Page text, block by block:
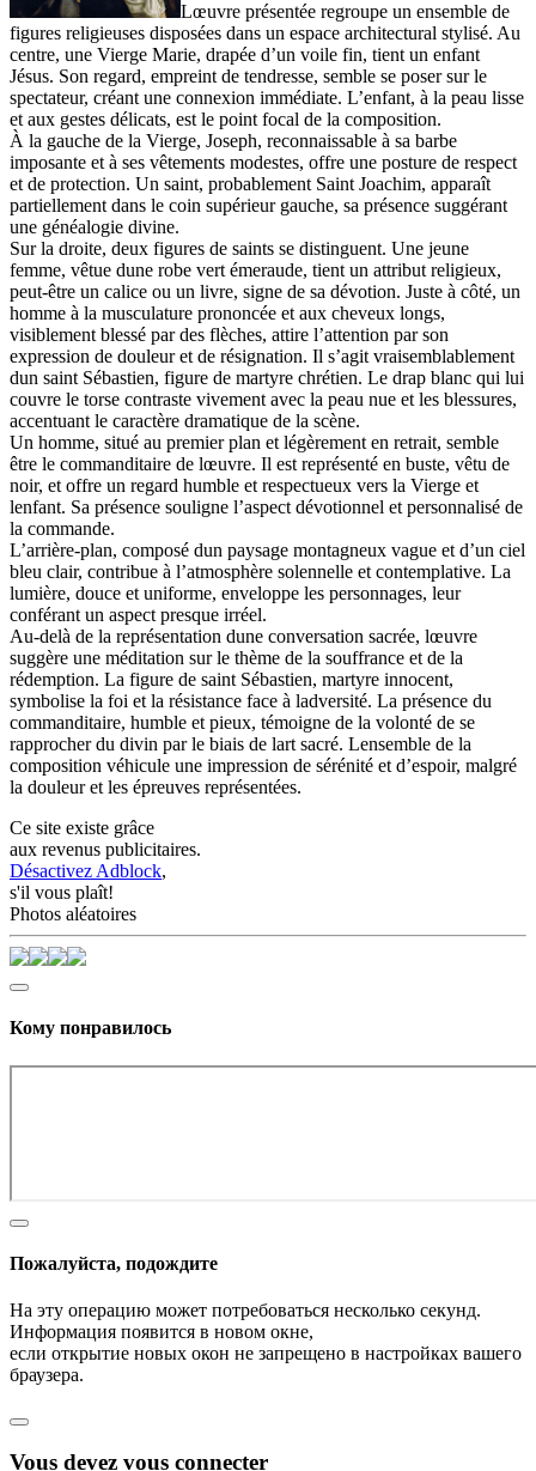
Lœuvre présentée regroupe un ensemble de
figures religieuses disposées dans un espace architectural stylisé. Au
centre, une Vierge Marie, drapée d’un voile fin, tient un enfant
Jésus. Son regard, empreint de tendresse, semble se poser sur le
spectateur, créant une connexion immédiate. L’enfant, à la peau lisse
et aux gestes délicats, est le point focal de la composition.
À la gauche de la Vierge, Joseph, reconnaissable à sa barbe
imposante et à ses vêtements modestes, offre une posture de respect
et de protection. Un saint, probablement Saint Joachim, apparaît
partiellement dans le coin supérieur gauche, sa présence suggérant
une généalogie divine.
Sur la droite, deux figures de saints se distinguent. Une jeune
femme, vêtue dune robe vert émeraude, tient un attribut religieux,
peut-être un calice ou un livre, signe de sa dévotion. Juste à côté, un
homme à la musculature prononcée et aux cheveux longs,
visiblement blessé par des flèches, attire l’attention par son
expression de douleur et de résignation. Il s’agit vraisemblablement
dun saint Sébastien, figure de martyre chrétien. Le drap blanc qui lui
couvre le torse contraste vivement avec la peau nue et les blessures,
accentuant le caractère dramatique de la scène.
Un homme, situé au premier plan et légèrement en retrait, semble
être le commanditaire de lœuvre. Il est représenté en buste, vêtu de
noir, et offre un regard humble et respectueux vers la Vierge et
lenfant. Sa présence souligne l’aspect dévotionnel et personnalisé de
la commande.
L’arrière-plan, composé dun paysage montagneux vague et d’un ciel
bleu clair, contribue à l’atmosphère solennelle et contemplative. La
lumière, douce et uniforme, enveloppe les personnages, leur
conférant un aspect presque irréel.
Au-delà de la représentation dune conversation sacrée, lœuvre
suggère une méditation sur le thème de la souffrance et de la
rédemption. La figure de saint Sébastien, martyre innocent,
symbolise la foi et la résistance face à ladversité. La présence du
commanditaire, humble et pieux, témoigne de la volonté de se
rapprocher du divin par le biais de lart sacré. Lensemble de la
composition véhicule une impression de sérénité et d’espoir, malgré
la douleur et les épreuves représentées.
Ce site existe grâce
aux revenus publicitaires.
Désactivez Adblock,
s'il vous plaît!
Photos aléatoires
Кому понравилось
Пожалуйста, подождите
На эту операцию может потребоваться несколько секунд.
Информация появится в новом окне,
если открытие новых окон не запрещено в настройках вашего
браузера.
Vous devez vous connecter